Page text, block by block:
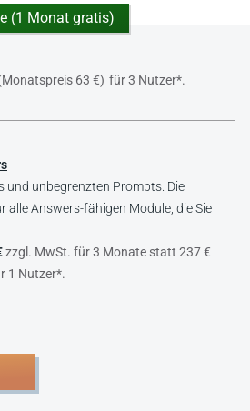
(1 Monat gratis)
63 €) für 3 Nutzer*.
und unbegrenzten Prompts. Die
alle Answers-fähigen Module, die Sie
zzgl. MwSt. für 3 Monate statt 237 €
1 Nutzer*.